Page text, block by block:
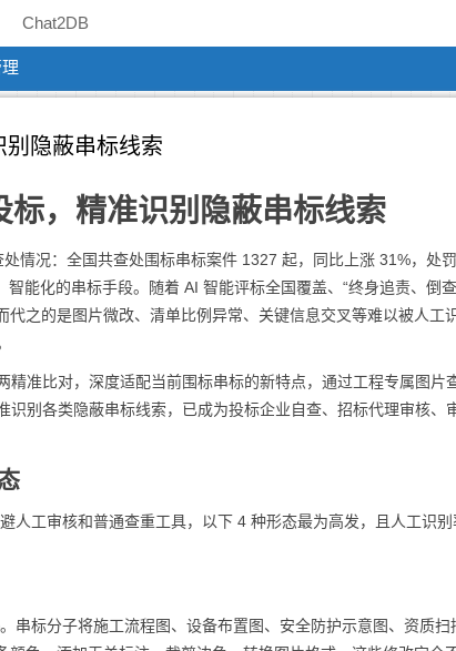
Chat2DB
隐蔽串标线索
，精准识别隐蔽串标线索
情况：全国共查处围标串标案件 1327 起，同比上涨 31%，处
能化的串标手段。随着 AI 智能评标全国覆盖、“终身追责、倒
之的是图片微改、清单比例异常、关键信息交叉等难以被人工
准比对，深度适配当前围标串标的新特点，通过工程专属图片
别各类隐蔽串标线索，已成为投标企业自查、招标代理审核、
人工审核和普通查重工具，以下 4 种形态最为高发，且人工识
串标分子将施工流程图、设备布置图、安全防护示意图、资质扫